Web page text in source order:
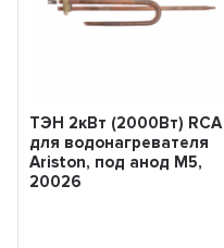
ТЭН 2кВт (2000Вт) RCA
для водонагревателя
Ariston, под анод М5,
20026